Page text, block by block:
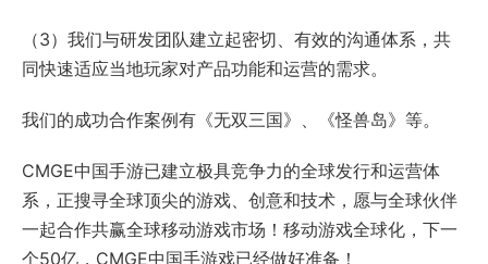
（3）我们与研发团队建立起密切、有效的沟通体系，共
同快速适应当地玩家对产品功能和运营的需求。
我们的成功合作案例有《无双三国》、《怪兽岛》等。
CMGE中国手游已建立极具竞争力的全球发行和运营体
系，正搜寻全球顶尖的游戏、创意和技术，愿与全球伙伴
一起合作共赢全球移动游戏市场！移动游戏全球化，下一
个50亿，CMGE中国手游戏已经做好准备！